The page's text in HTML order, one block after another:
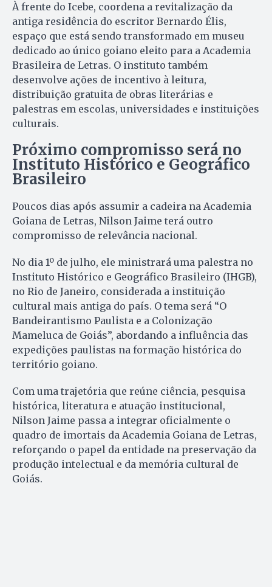
À frente do Icebe, coordena a revitalização da
antiga residência do escritor Bernardo Élis,
espaço que está sendo transformado em museu
dedicado ao único goiano eleito para a Academia
Brasileira de Letras. O instituto também
desenvolve ações de incentivo à leitura,
distribuição gratuita de obras literárias e
palestras em escolas, universidades e instituições
culturais.
Próximo compromisso será no
Instituto Histórico e Geográfico
Brasileiro
Poucos dias após assumir a cadeira na Academia
Goiana de Letras, Nilson Jaime terá outro
compromisso de relevância nacional.
No dia 1º de julho, ele ministrará uma palestra no
Instituto Histórico e Geográfico Brasileiro (IHGB),
no Rio de Janeiro, considerada a instituição
cultural mais antiga do país. O tema será “O
Bandeirantismo Paulista e a Colonização
Mameluca de Goiás”, abordando a influência das
expedições paulistas na formação histórica do
território goiano.
Com uma trajetória que reúne ciência, pesquisa
histórica, literatura e atuação institucional,
Nilson Jaime passa a integrar oficialmente o
quadro de imortais da Academia Goiana de Letras,
reforçando o papel da entidade na preservação da
produção intelectual e da memória cultural de
Goiás.